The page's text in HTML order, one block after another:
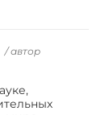
/ автор